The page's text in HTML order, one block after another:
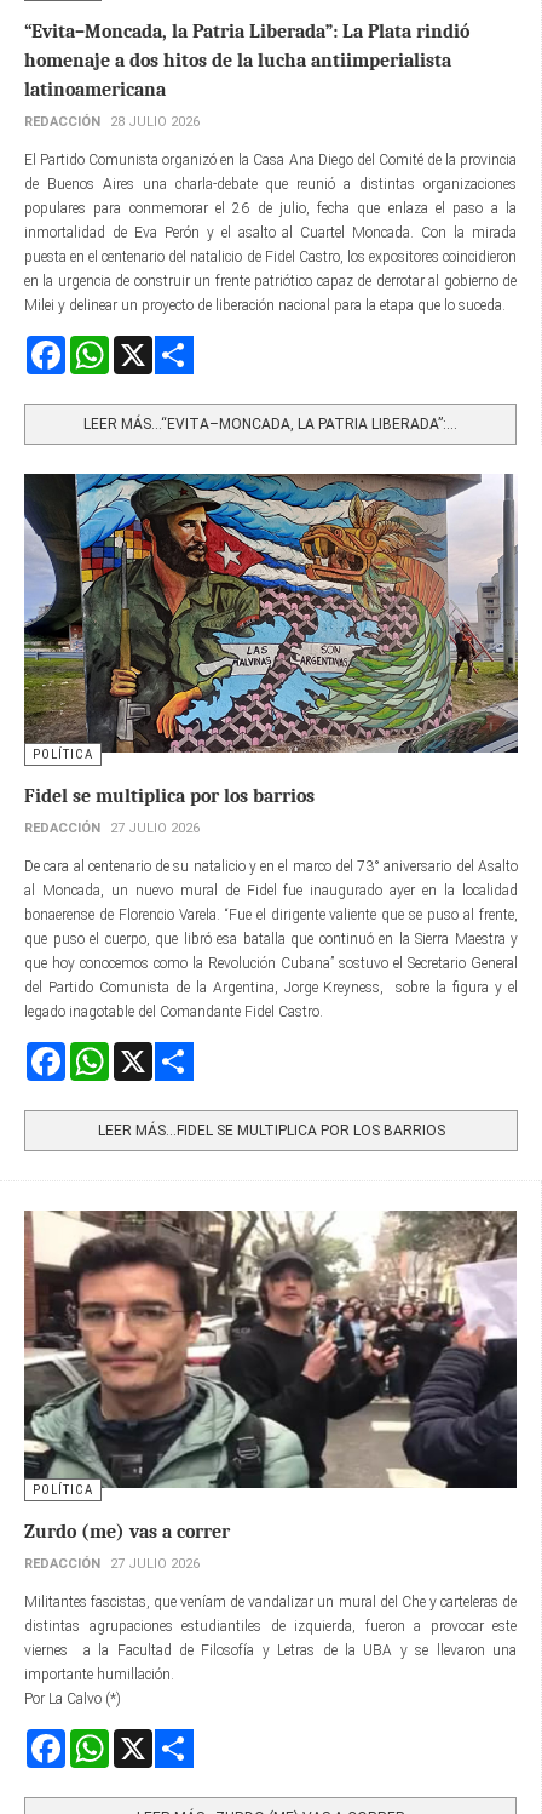
“Evita–Moncada, la Patria Liberada”: La Plata rindió
homenaje a dos hitos de la lucha antiimperialista
latinoamericana
REDACCIÓN 28 JULIO 2026
El Partido Comunista organizó en la Casa Ana Diego del Comité de la provincia
de Buenos Aires una charla-debate que reunió a distintas organizaciones
populares para conmemorar el 26 de julio, fecha que enlaza el paso a la
inmortalidad de Eva Perón y el asalto al Cuartel Moncada. Con la mirada
puesta en el centenario del natalicio de Fidel Castro, los expositores coincidieron
en la urgencia de construir un frente patriótico capaz de derrotar al gobierno de
Milei y delinear un proyecto de liberación nacional para la etapa que lo suceda.
FacebookWhatsApp
LEER MÁS…“EVITA–MONCADA, LA PATRIA LIBERADA”:...
POLÍTICA
Fidel se multiplica por los barrios
REDACCIÓN 27 JULIO 2026
De cara al centenario de su natalicio y en el marco del 73° aniversario del Asalto
al Moncada, un nuevo mural de Fidel fue inaugurado ayer en la localidad
bonaerense de Florencio Varela. “Fue el dirigente valiente que se puso al frente,
que puso el cuerpo, que libró esa batalla que continuó en la Sierra Maestra y
que hoy conocemos como la Revolución Cubana” sostuvo el Secretario General
del Partido Comunista de la Argentina, Jorge Kreyness, sobre la figura y el
legado inagotable del Comandante Fidel Castro.
FacebookWhatsApp
LEER MÁS…FIDEL SE MULTIPLICA POR LOS BARRIOS
POLÍTICA
Zurdo (me) vas a correr
REDACCIÓN 27 JULIO 2026
Militantes fascistas, que veníam de vandalizar un mural del Che y carteleras de
distintas agrupaciones estudiantiles de izquierda, fueron a provocar este
viernes a la Facultad de Filosofía y Letras de la UBA y se llevaron una
importante humillación.
Por La Calvo (*)
FacebookWhatsApp